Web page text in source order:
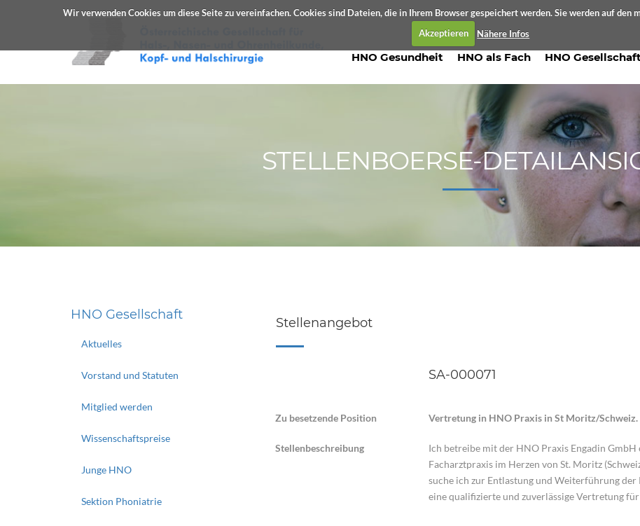
Wir verwenden Cookies um diese Seite zu vereinfachen. Cookies sind Dateien, die in Ihrem Browser gespeichert werden. Sie werden auf
Akzeptieren
Nähere Infos
HNO Gesundheit HNO als Fach HNO
STELLENBOERSE-
HNO Gesellschaft
Aktuelles
Vorstand und Statuten
Mitglied werden
Wissenschaftspreise
Junge HNO
Sektion Phoniatrie
Stellenangebot
SA-000071
Zu besetzende Position Vertretung in HNO Praxis in St Moritz/Schweiz.
Stellenbeschreibung
Ich betreibe mit der HNO Praxis Engadin
Facharztpraxis im Herzen von St. Moritz
suche ich zur Entlastung und Weiterführung
eine qualifizierte und zuverlässige Vertretung